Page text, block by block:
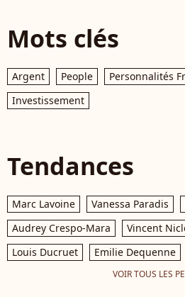
Mots clés
Argent People Personnalités
Investissement
Tendances
Marc Lavoine Vanessa Paradis
Audrey Crespo-Mara
Vincent
Louis Ducruet
Emilie Dequenne
VOIR TOUS LES